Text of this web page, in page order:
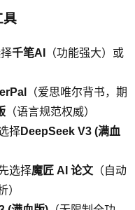
具
千笔AI
（功能强大）或
（爱思唯尔背书，期
（语言规范权威）
择DeepSeek V3 (满血
选择魔匠 AI 论文 （自动
）